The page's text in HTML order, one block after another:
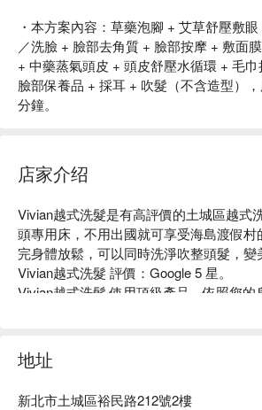
・本方案內容：草藥泡腳 + 艾草舒壓敷
／洗臉 + 臉部去角質 + 臉部按摩 + 敷面
+ 中藥蒸氣頭皮 + 頭皮舒壓水循環 + 毛
臉部保養品 + 採耳 + 吹髮（不含造型）
分鐘。
店家介绍
Vivian越式洗髮是有高評價的土城區越式
頭專用床，不用出國就可享受海島渡假村
完身體放鬆，可以同時洗淨吹整頭髮，變
Vivian越式洗髮 評價：Google 5 星。
Vivian越式洗髮 使用頂級產品，依照您的
優惠立刻查看⬇︎
地址
新北市土城區裕民路212號2樓